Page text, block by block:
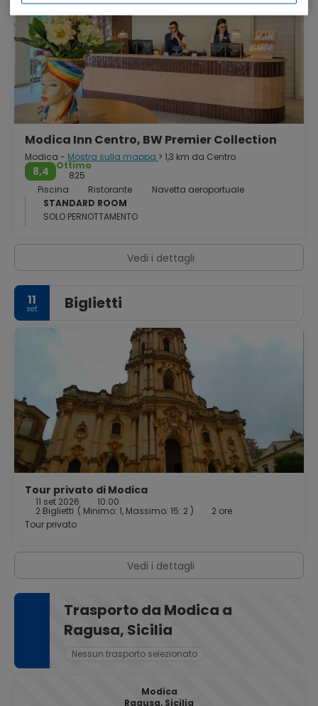
Modica Inn Centro, BW Premier Collection
Modica - Mostra sulla mappa > 1,3 km da Centro
8,4
Ottimo
825
Piscina
Ristorante
Navetta aeroportuale
STANDARD ROOM
SOLO PERNOTTAMENTO
Vedi i dettagli
11
set Biglietti
Tour privato di Modica
11 set 2026 10:00
2 Biglietti ( Minimo: 1, Massimo: 15: 2 )
2 ore
Tour privato
Vedi i dettagli
Trasporto da Modica a
Ragusa, Sicilia
Nessun trasporto selezionato
Modica
Ragusa, Sicilia